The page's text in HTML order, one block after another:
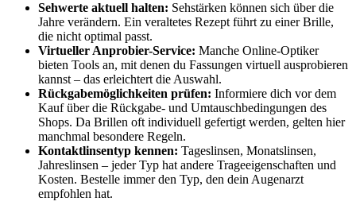
Sehwerte aktuell halten: Sehstärken können sich über die
Jahre verändern. Ein veraltetes Rezept führt zu einer Brille,
die nicht optimal passt.
Virtueller Anprobier-Service: Manche Online-Optiker
bieten Tools an, mit denen du Fassungen virtuell ausprobieren
kannst – das erleichtert die Auswahl.
Rückgabemöglichkeiten prüfen: Informiere dich vor dem
Kauf über die Rückgabe- und Umtauschbedingungen des
Shops. Da Brillen oft individuell gefertigt werden, gelten hier
manchmal besondere Regeln.
Kontaktlinsentyp kennen: Tageslinsen, Monatslinsen,
Jahreslinsen – jeder Typ hat andere Trageeigenschaften und
Kosten. Bestelle immer den Typ, den dein Augenarzt
empfohlen hat.